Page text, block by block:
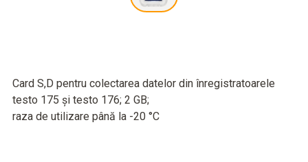
Card S,D pentru colectarea datelor din înregistratoarele
testo 175 şi testo 176; 2 GB;
raza de utilizare până la -20 °C